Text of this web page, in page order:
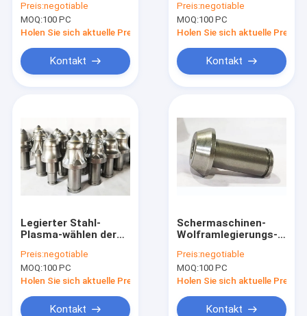
wählen Stückchen-
hohe Härte aus
Preis:negotiable
MOQ:100 PC
Holen Sie sich aktuelle Preis
Kontakt
Kugel-Zähne CER-ISO
SGS bescheinigte
Preis:negotiable
MOQ:100 PC
Holen Sie sich aktuelle Preis
Kontakt
Legierter Stahl-
Plasma-wählen der
Zahn-Schnitt
haltbares aus
Preis:negotiable
MOQ:100 PC
Holen Sie sich aktuelle Preis
Kontakt
Schermaschinen-
Wolframlegierungs-
12mm 25mm
Preis:negotiable
MOQ:100 PC
Holen Sie sich aktuelle Preis
Kontakt